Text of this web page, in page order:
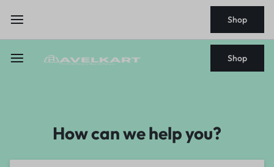
Shop
Shop
How can we help you?